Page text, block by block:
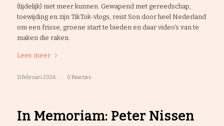
(tijdelijk) niet meer kunnen. Gewapend met gereedschap,
toewijding en zijn TikTok-vlogs, reist Son door heel Nederland
om een frisse, groene start te bieden en daar video’s van te
maken die raken.
Lees meer
11 februari 2026 0 Reacties
In Memoriam: Peter Nissen